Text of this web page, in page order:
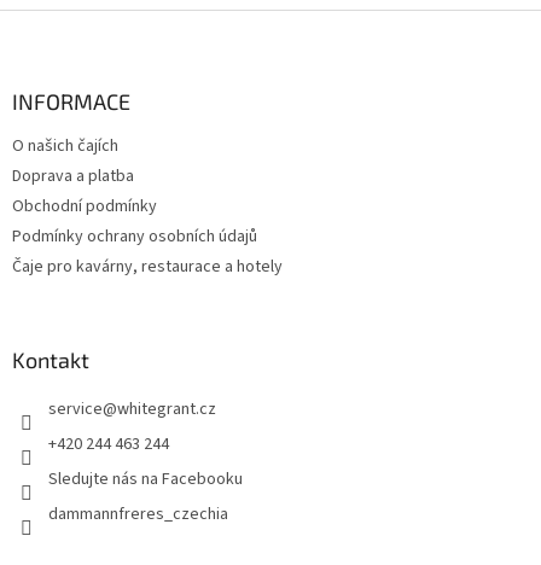
INFORMACE
O našich čajích
Doprava a platba
Obchodní podmínky
Podmínky ochrany osobních údajů
Čaje pro kavárny, restaurace a hotely
Kontakt
service@whitegrant.cz
+420 244 463 244
Sledujte nás na Facebooku
dammannfreres_czechia